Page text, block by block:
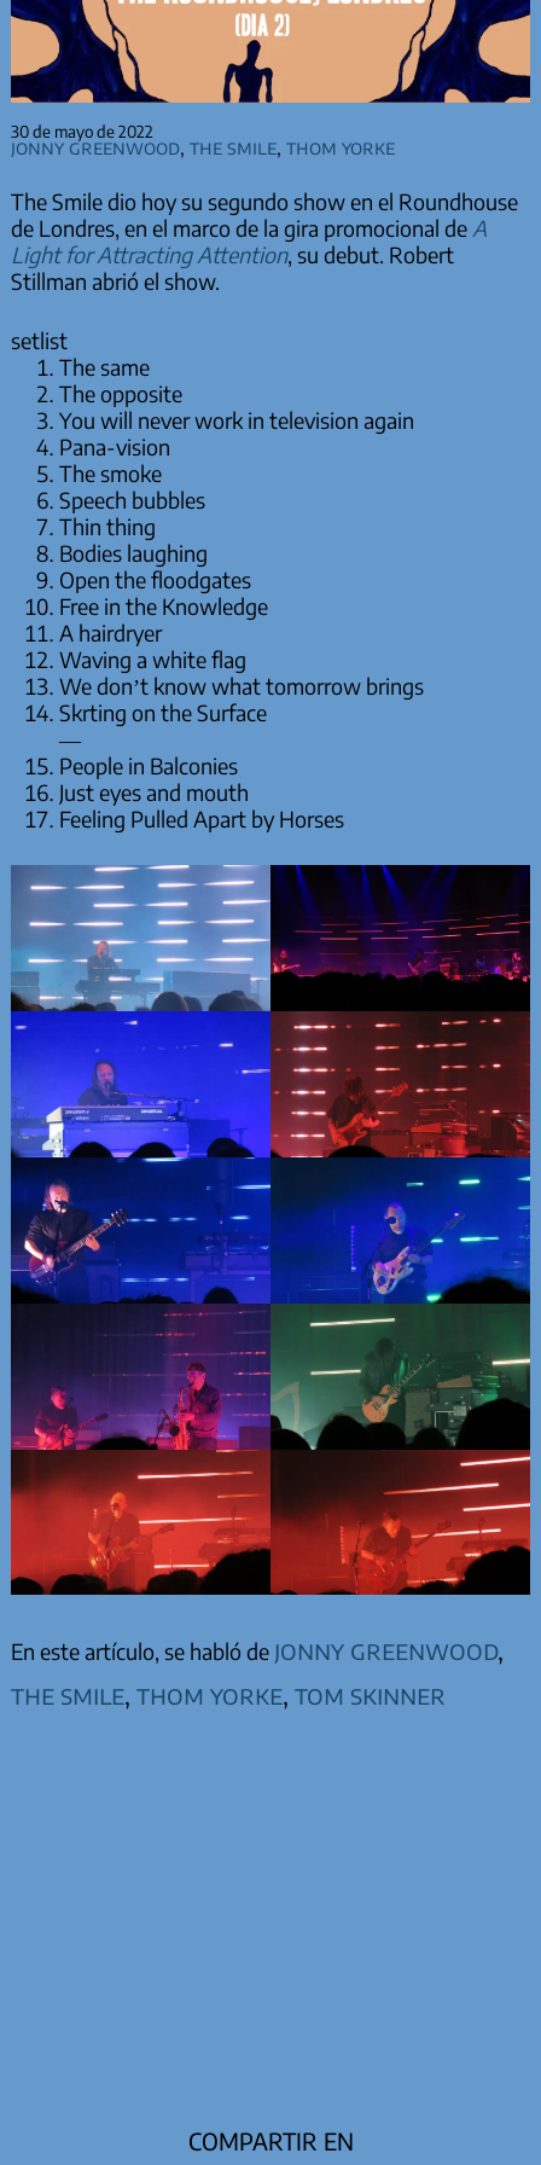
30 de mayo de 2022
Jonny Greenwood, The Smile, Thom Yorke
The Smile dio hoy su segundo show en el Roundhouse
de Londres, en el marco de la gira promocional de A
Light for Attracting Attention, su debut. Robert
Stillman abrió el show.
setlist
The same
The opposite
You will never work in television again
Pana-vision
The smoke
Speech bubbles
Thin thing
Bodies laughing
Open the floodgates
Free in the Knowledge
A hairdryer
Waving a white flag
We don’t know what tomorrow brings
Skrting on the Surface
—
People in Balconies
Just eyes and mouth
Feeling Pulled Apart by Horses
En este artículo, se habló de jonny greenwood,
the smile, thom yorke, tom skinner
COMPARTIR EN